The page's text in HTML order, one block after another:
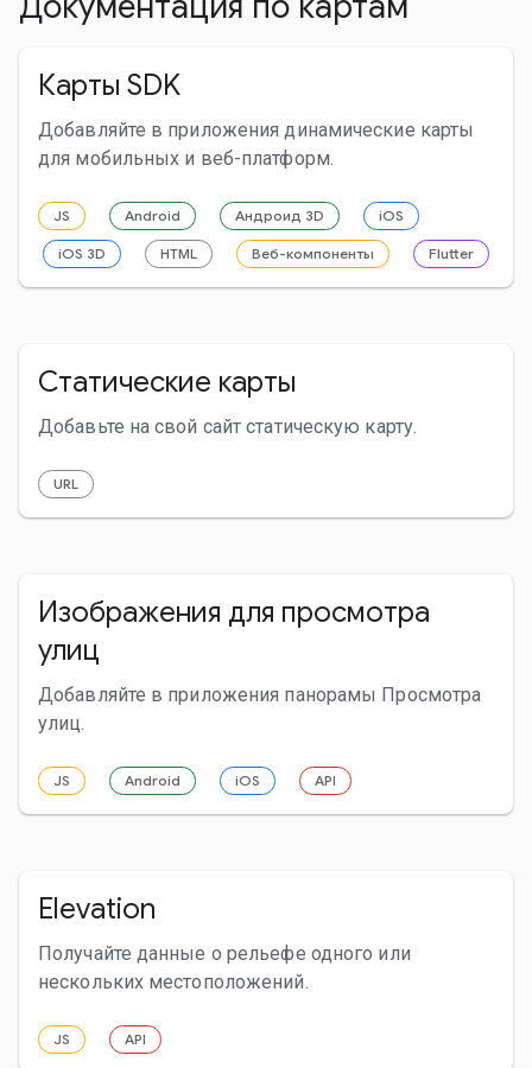
Карты SDK
Добавляйте в приложения динамические карты
для мобильных и веб-платформ.
JS Android Андроид 3D iOS
iOS 3D HTML Веб-компоненты Flutter
Статические карты
Добавьте на свой сайт статическую карту.
URL
Изображения для просмотра
улиц
Добавляйте в приложения панорамы Просмотра
улиц.
JS Android iOS API
Elevation
Получайте данные о рельефе одного или
нескольких местоположений.
JS API